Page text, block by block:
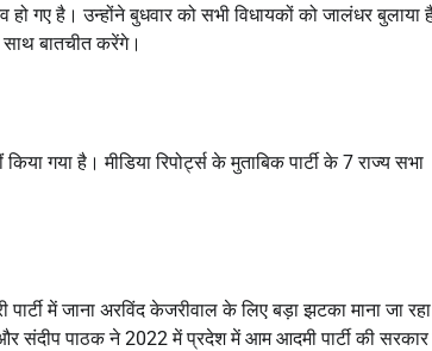
हो गए है। उन्होंने बुधवार को सभी विधायकों को जालंधर बुलाया
साथ बातचीत करेंगे।
गया है। मीडिया रिपोर्ट्स के मुताबिक पार्टी के 7 राज्य सभा
में जाना अरविंद केजरीवाल के लिए बड़ा झटका माना जा
संदीप पाठक ने 2022 में प्रदेश में आम आदमी पार्टी की सरकार